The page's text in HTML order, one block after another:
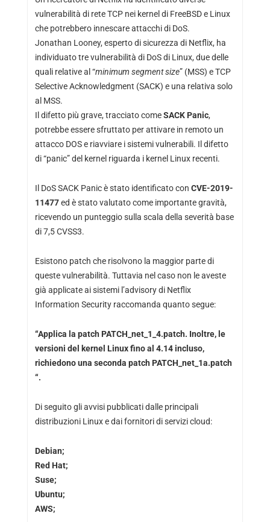
vulnerabilità di rete TCP nei kernel di FreeBSD e Linux
che potrebbero innescare attacchi di DoS.
Jonathan Looney, esperto di sicurezza di Netflix, ha
individuato tre vulnerabilità di DoS di Linux, due delle
quali relative al “minimum segment size” (MSS) e TCP
Selective Acknowledgment (SACK) e una relativa solo
al MSS.
Il difetto più grave, tracciato comeSACK Panic,
potrebbe essere sfruttato per attivare in remoto un
attacco DOS e riavviare i sistemi vulnerabili. Il difetto
di “panic” del kernel riguarda i kernel Linux recenti.
Il DoS SACK Panic è stato identificato con CVE-2019-
11477ed è stato valutato come importante gravità,
ricevendo un punteggio sulla scala della severità base
di 7,5 CVSS3.
Esistono patch che risolvono la maggior parte di
queste vulnerabilità. Tuttavia nel caso non le aveste
già applicate ai sistemi l’advisory di Netflix
Information Security raccomanda quanto segue:
“Applica la patch PATCH_net_1_4.patch. Inoltre, le
versioni del kernel Linux fino al 4.14 incluso,
richiedono una seconda patch PATCH_net_1a.patch
“.
Di seguito gli avvisi pubblicati dalle principali
distribuzioni Linux e dai fornitori di servizi cloud:
Debian;
Red Hat;
Suse;
Ubuntu;
AWS;